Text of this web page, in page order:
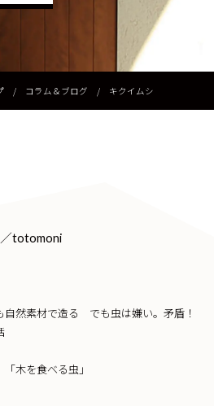
/ コラム＆ブログ / キクイムシ
totomoni
然素材で造る でも虫は嫌い。矛盾！
木を食べる虫」